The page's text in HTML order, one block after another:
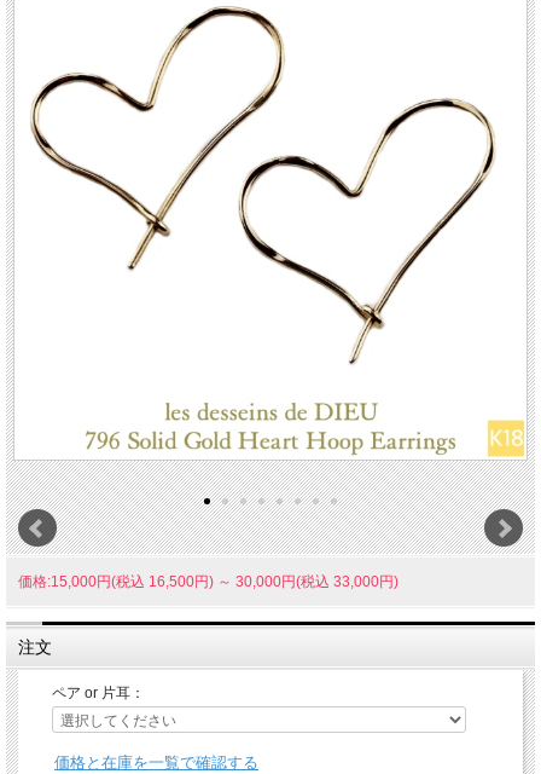
価格:15,000円(税込 16,500円) ～ 30,000円(税込 33,000円)
注文
ペア or 片耳：
価格と在庫を一覧で確認する